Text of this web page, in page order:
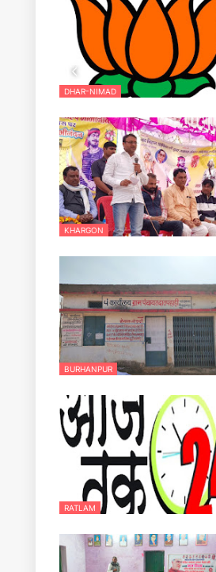
DHAR-NIMAD
KHARGON
BURHANPUR
RATLAM